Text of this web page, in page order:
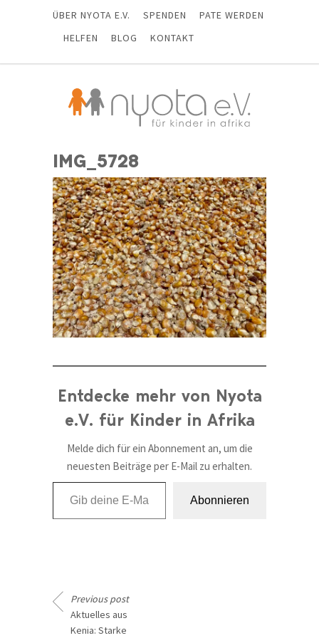
ÜBER NYOTA E.V. SPENDEN
PATE WERDEN
HELFEN
BLOG KONTAKT
IMG_5728
Entdecke mehr von Nyota
e.V. für Kinder in Afrika
Melde dich für ein Abonnement an, um die
neuesten Beiträge per E-Mail zu erhalten.
Gib deine E-Mail-Adresse ein ...
Abonnieren
Previous post
Aktuelles aus
Kenia: Starke